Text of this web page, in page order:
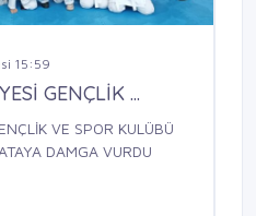
15:59
GENÇLİK ...
VE SPOR KULÜBÜ
DAMGA VURDU